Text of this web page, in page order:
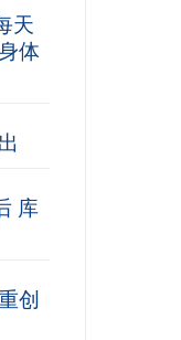
天
体
库
创